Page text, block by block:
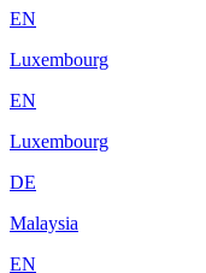
EN
Luxembourg
EN
Luxembourg
DE
Malaysia
EN